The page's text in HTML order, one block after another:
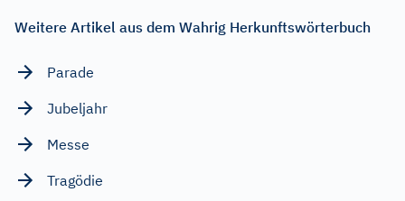
Weitere Artikel aus dem Wahrig Herkunftswörterbuch
Parade
Jubeljahr
Messe
Tragödie